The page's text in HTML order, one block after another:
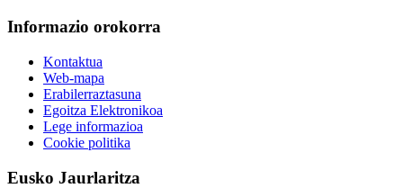
Informazio orokorra
Kontaktua
Web-mapa
Erabilerraztasuna
Egoitza Elektronikoa
Lege informazioa
Cookie politika
Eusko Jaurlaritza